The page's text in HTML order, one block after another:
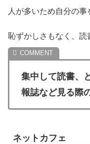
人が多いため自分の
恥ずかしさもなく、読
集中して読書、
報誌など見る際
ネットカフェ